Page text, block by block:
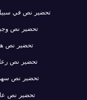
تحضير نص في سبيل
تحضير نص
تحضير نص
تحضير نص
تحضير نص
تحضير نص